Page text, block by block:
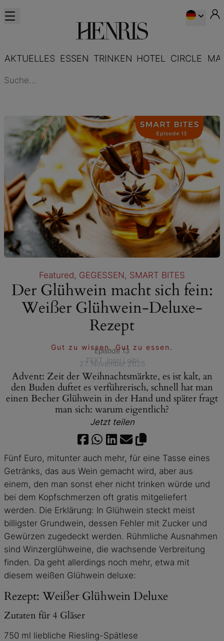
AKTUELLES ESSEN TRINKEN HOTEL CIRCLE
Featured, GEGESSEN, SMART BITES
Der Glühwein macht sich fein:
Weißer Glühwein-Deluxe-
Rezept
Gut zu wissen. Gut zu essen.
Episode 13
TEXT Jossi Loibl
27. November 2025
Advent: Zeit der Weihnachtsmärkte, es ist kalt, an
den Buden duftet es verführerisch, schnell hat man
einen Becher Glühwein in der Hand und später fragt
man sich: warum eigentlich?
Jetzt teilen
Fünf Euro, mitunter auch mehr, für eine Tasse eines
Getränks, das aus Wein gemacht wird, aber aus
einem, den man sonst eher nicht trinken würde und
bei dem Kopfschmerzen oft gratis mitgeliefert
werden. Die Erklärung: In Glühwein steckt meist
billigster Grundwein, dessen Fehler mit Zucker und
Gewürzen zugedeckt werden. Rühmliche Ausnahmen
sind Winzerglühweine, die wachsende Verbreitung
finden. Da geht allerdings noch mehr, etwa mit
diesem weißen Glühwein deluxe:
Rezept: Weißer Glühwein Deluxe
Zutaten für 4 Gläser
750 ml liebliche Riesling-Spätlese